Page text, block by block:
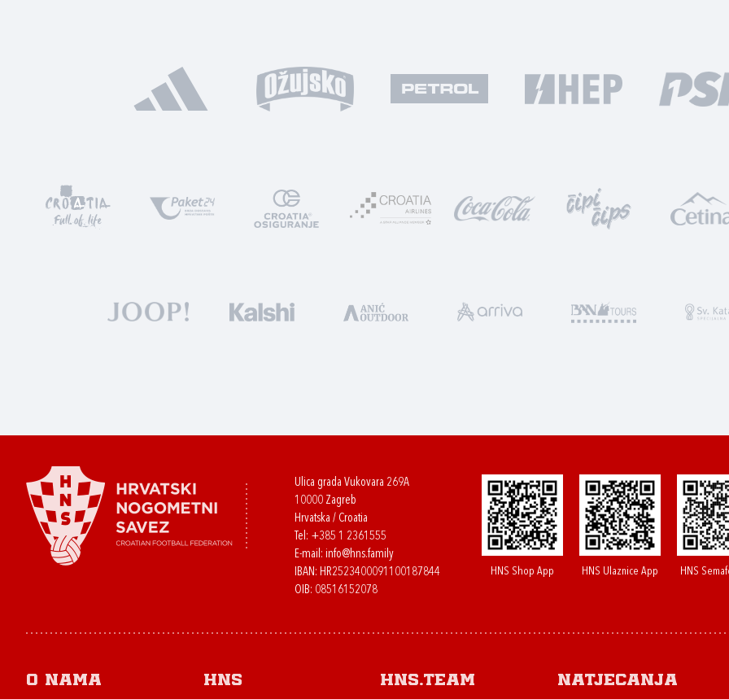
Ulica grada Vukovara 269A
10000 Zagreb
Hrvatska / Croatia
Tel: +385 1 2361555
E-mail: info@hns.family
IBAN: HR2523400091100187844
OIB: 08516152078
HNS Shop App HNS Ulaznice App HNS
O nama HNS HNS.team Natjecanja